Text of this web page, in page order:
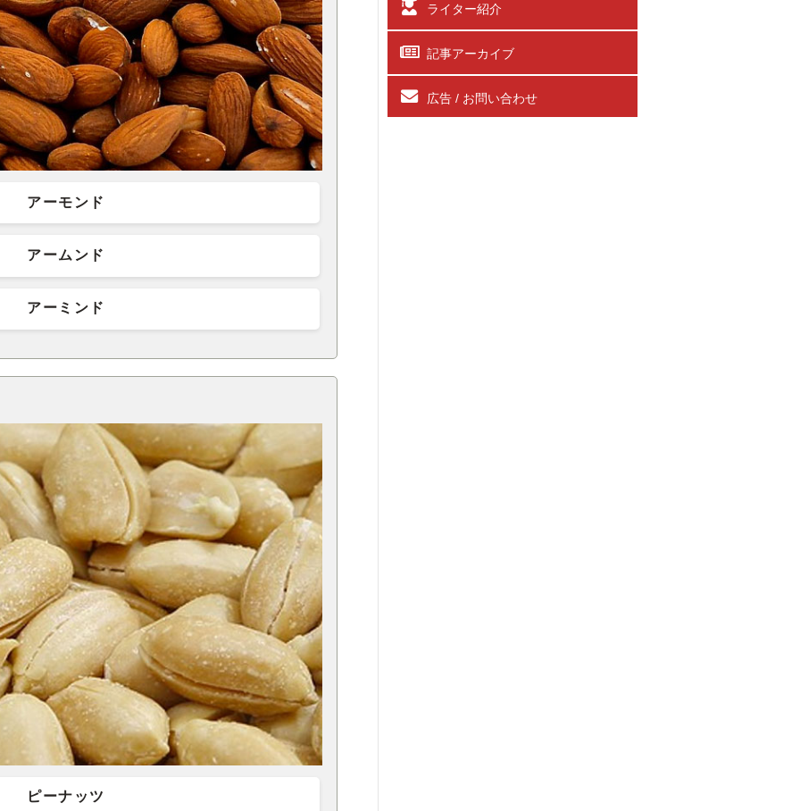
アーモンド
アームンド
アーミンド
ピーナッツ
ライター紹介
記事アーカイブ
広告 / お問い合わせ